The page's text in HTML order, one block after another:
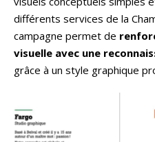
différents services de la
campagne permet de
visuelle avec une
grâce à un style graphique